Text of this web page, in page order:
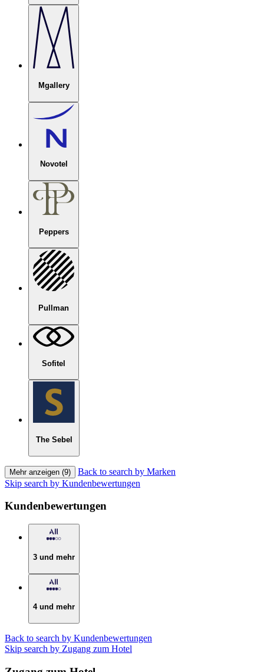
Mgallery
Novotel
Peppers
Pullman
Sofitel
The Sebel
Mehr anzeigen (9)
Back to search by Marken
Skip search by Kundenbewertungen
Kundenbewertungen
3 und mehr
4 und mehr
Back to search by Kundenbewertungen
Skip search by Zugang zum Hotel